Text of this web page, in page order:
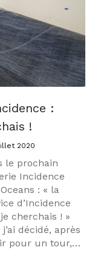
:
!
2020
le prochain
Incidence
: « la
d’Incidence
cherchais ! »
décidé, après
pour un tour,…